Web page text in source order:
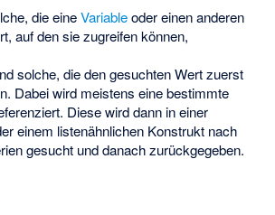
die eineVariableoder einen anderen
auf den sie zugreifen können,
solche, die den gesuchten Wert zuerst
Dabei wird meistens eine bestimmte
Diese wird dann in einer
einem listenähnlichen Konstrukt nach
gesucht und danach zurückgegeben.